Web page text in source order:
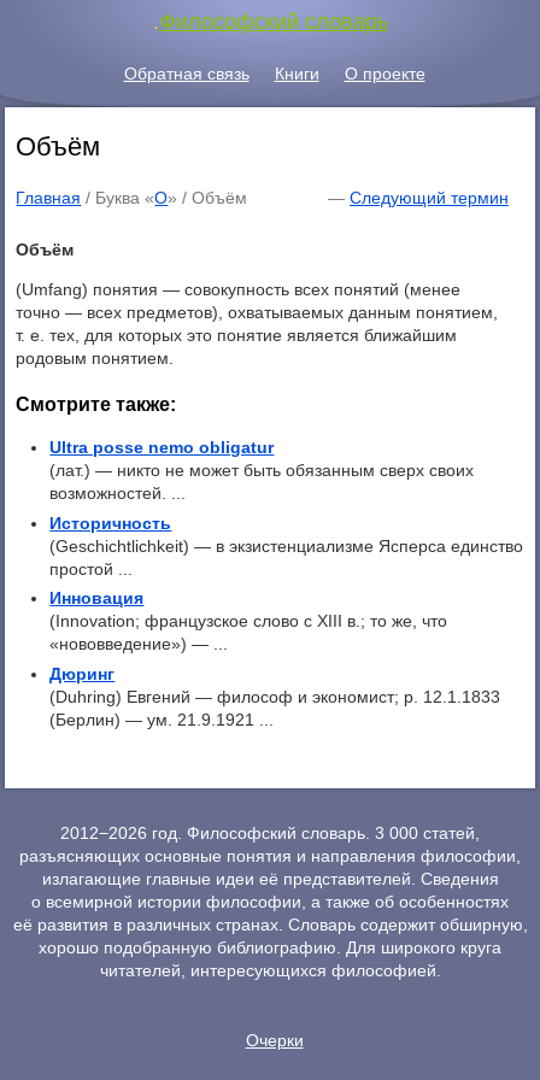
.Философский словарь
Обратная связь Книги О проекте
Объём
Главная / Буква «О» /Объём — Следующий термин
Объём
(Umfang) понятия — совокупность всех понятий (менее
точно — всех предметов), охватываемых данным понятием,
т. е. тех, для которых это понятие является ближайшим
родовым понятием.
Смотрите также:
Ultra posse nemo obligatur
(лат.) — никто не может быть обязанным сверх своих
возможностей. ...
Историчность
(Geschichtlichkeit) — в экзистенциализме Ясперса единство
простой ...
Инновация
(Innovation; французское слово с XIII в.; то же, что
«нововведение») — ...
Дюринг
(Duhring) Евгений — философ и экономист; p. 12.1.1833
(Берлин) — ум. 21.9.1921 ...
2012−2026 год. Философский словарь. 3 000 статей,
разъясняющих основные понятия и направления философии,
излагающие главные идеи её представителей. Сведения
о всемирной истории философии, а также об особенностях
её развития в различных странах. Словарь содержит обширную,
хорошо подобранную библиографию. Для широкого круга
читателей, интересующихся философией.
Очерки